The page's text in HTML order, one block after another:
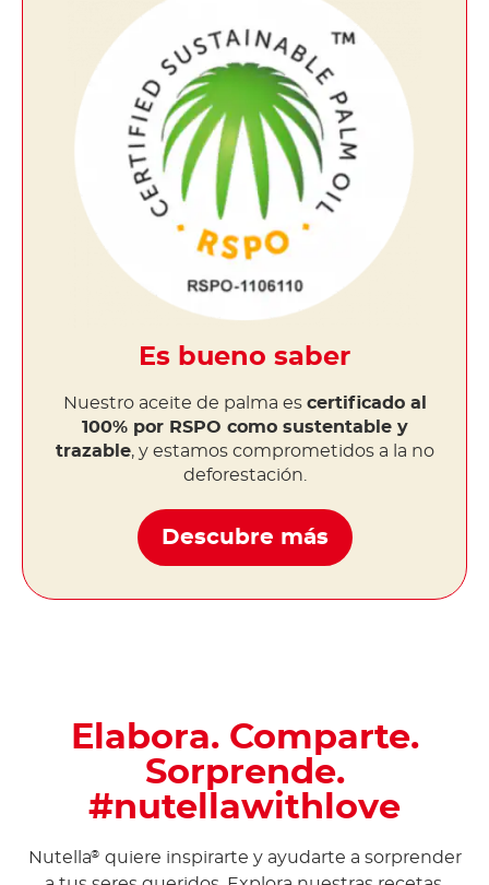
Es bueno saber
Nuestro aceite de palma es certificado al
100% por RSPO como sustentable y
trazable, y estamos comprometidos a la no
deforestación.
Descubre más
Elabora. Comparte.
Sorprende.
#nutellawithlove
Nutella® quiere inspirarte y ayudarte a sorprender